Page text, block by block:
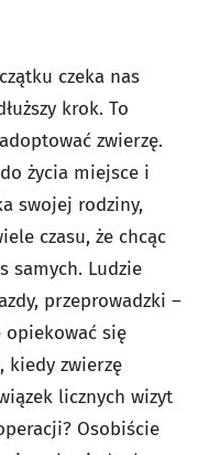
czeka nas
krok. To
zwierzę.
życia miejsce i
swojej rodziny,
czasu, że chcąc
samych. Ludzie
przeprowadzki –
opiekować się
kiedy zwierzę
licznych wizyt
Osobiście